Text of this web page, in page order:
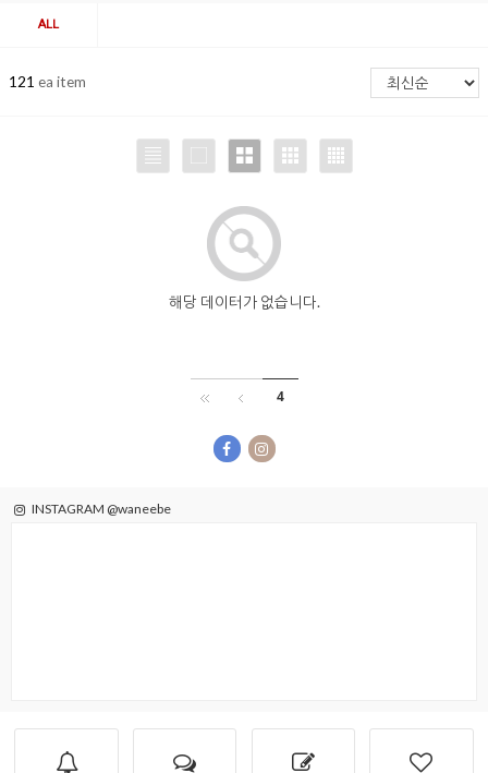
ALL
121 ea item
해당 데이터가 없습니다.
4
INSTAGRAM @waneebe